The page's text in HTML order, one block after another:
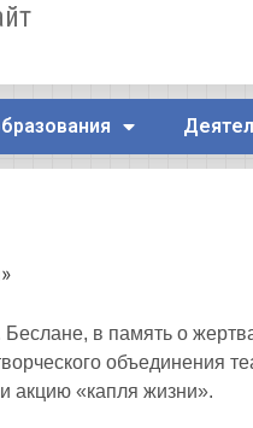
в память о
объединения
акцию «капля жизни».